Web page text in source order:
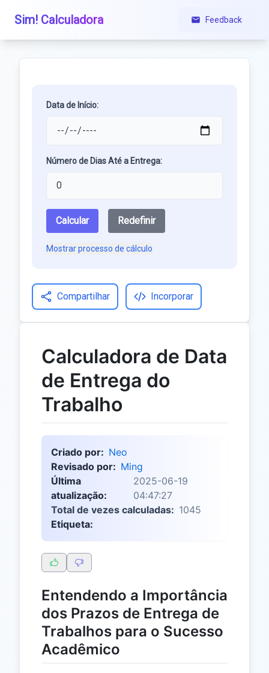
Sim! Calculadora Feedback
Data de Início:
Número de Dias Até a Entrega:
Calcular Redefinir
Mostrar processo de cálculo
Compartilhar Incorporar
Calculadora de Data
de Entrega do
Trabalho
Criado por: Neo
Revisado por: Ming
Última
atualização:
2025-06-19
04:47:27
Total de vezes calculadas: 1045
Etiqueta:
Entendendo a Importância
dos Prazos de Entrega de
Trabalhos para o Sucesso
Acadêmico